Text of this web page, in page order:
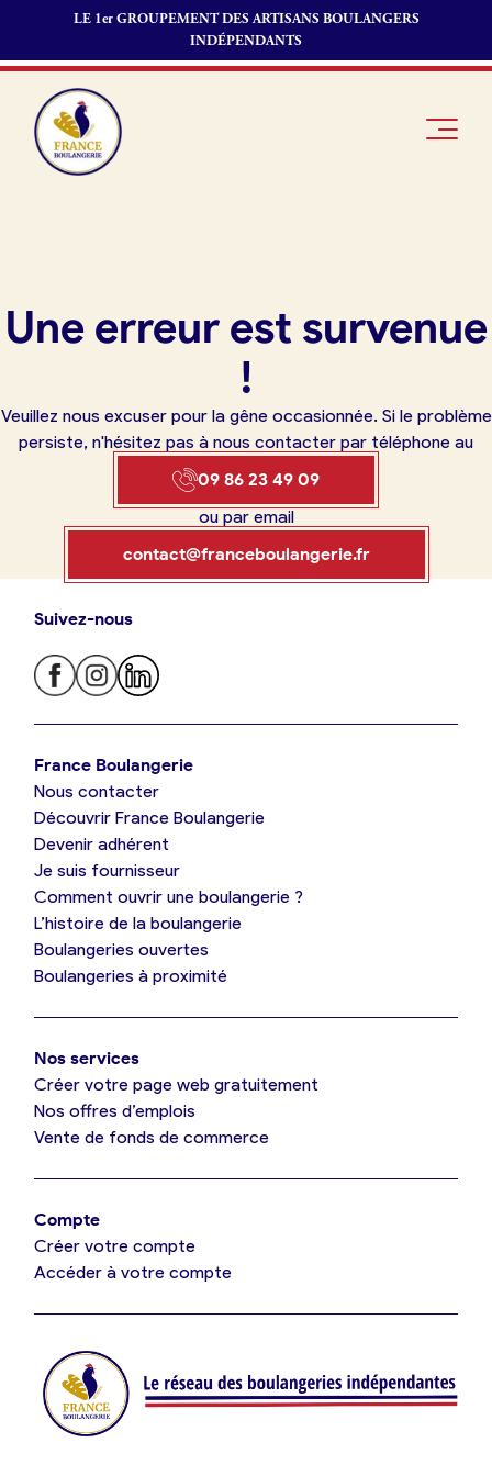
LE 1er GROUPEMENT DES ARTISANS BOULANGERS
INDÉPENDANTS
Je trouve ma boulangerie
Je suis boulanger
Je découvre France Boulangerie
Mes tarifs
Je référence ma boulangerie (gratuit)
Offres d’emploi
Je suis fournisseur
Je crée mon compte
boulanger
Boulangerie
Pourquoi
Je référence
ma
d’emploi
commerce
fournisseur
Une erreur est survenue
!
Veuillez nous excuser pour la gêne occasionnée. Si le problème
persiste, n'hésitez pas à nous contacter par téléphone au
09 86 23 49 09
09 86 23 49 09
Oui, appeler
Non, annuler
ou par email
contact@franceboulangerie.fr
Suivez-nous
France Boulangerie
Nous contacter
Découvrir France Boulangerie
Devenir adhérent
Je suis fournisseur
Comment ouvrir une boulangerie ?
L’histoire de la boulangerie
Boulangeries ouvertes
Boulangeries à proximité
Nos services
Créer votre page web gratuitement
Nos offres d’emplois
Vente de fonds de commerce
Compte
Créer votre compte
Accéder à votre compte